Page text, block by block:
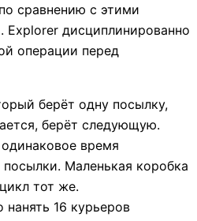
сравнению с этими
дисциплинированно
операции перед
берёт одну посылку,
берёт следующую.
время
Маленькая коробка
тот же.
16 курьеров